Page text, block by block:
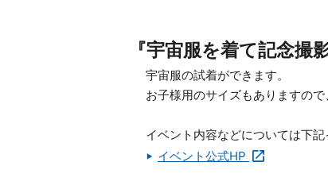
『宇宙服を着て記念撮
宇宙服の試着ができます。
お子様用のサイズもありますの
イベント内容などについては下
イベント公式HP